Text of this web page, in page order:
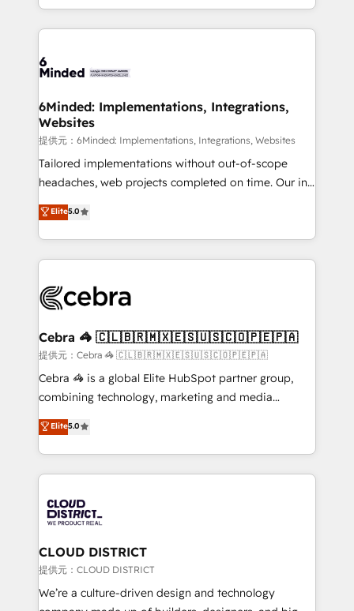
smarter with AI and HubSpot.
solutions to complex GTM and RevOps challenges.
Our Expertise 🔹 Onboarding & Implementation:
tailored to your GTM motion. 🔹 Migrations:
from other CRMs to HubSpot without data loss or
downtime. 🔹 RevOps Strategy: Align teams,
processes, and data to drive revenue efficiency. 🔹
Integrations: Connect HubSpot with your tech stack
for better adoption. 🔹 Custom Solutions: Build
SOC 2 Type II and ISO 27001 certified, reinforcing
our commitment to data security and compliance. At
6Minded: Implementations, Integrations,
Websites
提供元：6Minded: Implementations, Integrations, Websites
Tailored implementations without out-of-scope
headaches, web projects completed on time. Our in-
house team of certified CRM architects, experts,
developers, designers, and marketers handles all
aspects of your HubSpot. ✨ 400+ global clients ✨
100+ seamless migrations from 15+ different CRMs
implementations, and 5,000+ pages ✨ CS: Clients
CS: 245% organic growth & +751% new visitors for a
full-funnel HubSpot project ✨ CS: 415% conversion
boost with a new HubSpot site Recognized leaders:
🏆 HubSpot Platform Migration Impact Award 🏆
Inbound Campaign of the Year 🏆 Gold AVA Digital
Award for Best Website 🌟 Accreditations: CRM
Elite5.0
Cebra 🦓 🇨🇱🇧🇷🇲🇽🇪🇸🇺🇸🇨🇴🇵🇪🇵🇦
提供元：Cebra 🦓 🇨🇱🇧🇷🇲🇽🇪🇸🇺🇸🇨🇴🇵🇪🇵🇦
Cebra 🦓 is a global Elite HubSpot partner group,
combining technology, marketing and media
expertise across Latin America and Southern
Europe, with teams across 7 countries. Born in Chile,
we combine local insight with international reach to
help businesses grow through technology, creativity,
500+ HubSpot implementations, building end-to-
end solutions that integrate CRM, AI automation,
inbound and loop marketing, content, and digital
creativity. Our multicultural team works in Spanish,
Portuguese, and English to design scalable strategies
that drive measurable growth. 🌎 Highlights: • 10+
Elite5.0
CLOUD DISTRICT
提供元：CLOUD DISTRICT
We’re a culture-driven design and technology